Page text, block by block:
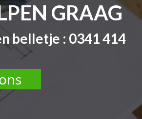
GRAAG
belletje : 0341 414